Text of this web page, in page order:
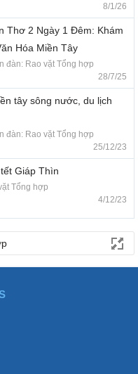
8/1/26
Thơ 2 Ngày 1 Đêm: Khám
Hóa Miền Tây
đàn: Rao vặt Tổng hợp
28/7/25
tây sông nước, du lịch
đàn: Rao vặt Tổng hợp
25/12/23
Giáp Thìn
Tổng hợp
4/12/23